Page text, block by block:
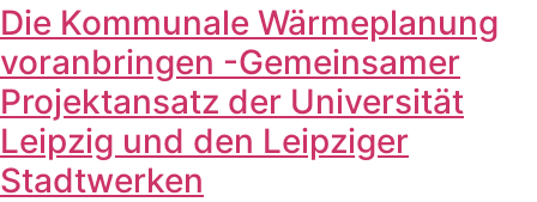
Die Kommunale Wärmeplanung
voranbringen -Gemeinsamer
Projektansatz der Universität
Leipzig und den Leipziger
Stadtwerken